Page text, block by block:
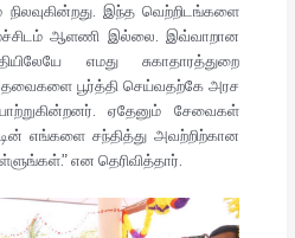
நிலவுகின்றது. இந்த வெற்றிடங்களை
ஆளணி இல்லை. இவ்வாறான
எமது சுகாதாரத்துறை
பூர்த்தி செய்வதற்கே அரச
ஏதேனும் சேவைகள்
எங்களை சந்தித்து அவற்றிற்கான
என தெரிவித்தார்.